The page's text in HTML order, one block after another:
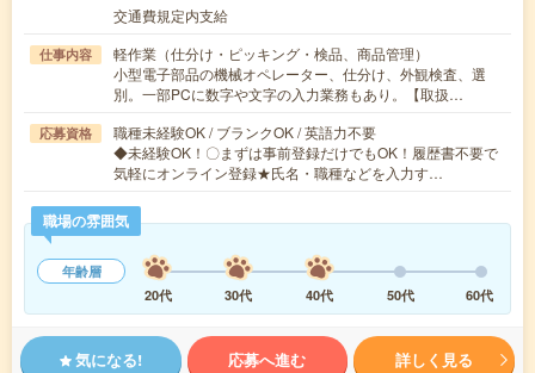
交通費規定内支給
仕事内容
軽作業（仕分け・ピッキング・検品、商品管理）
小型電子部品の機械オペレーター、仕分け、外観検査、選
別。一部PCに数字や文字の入力業務もあり。【取扱…
応募資格
職種未経験OK / ブランクOK / 英語力不要
◆未経験OK！〇まずは事前登録だけでもOK！履歴書不要で
気軽にオンライン登録★氏名・職種などを入力す…
職場の雰囲気
年齢層
20代
30代 40代 50代 60代
気になる! 応募へ進む 詳しく見る